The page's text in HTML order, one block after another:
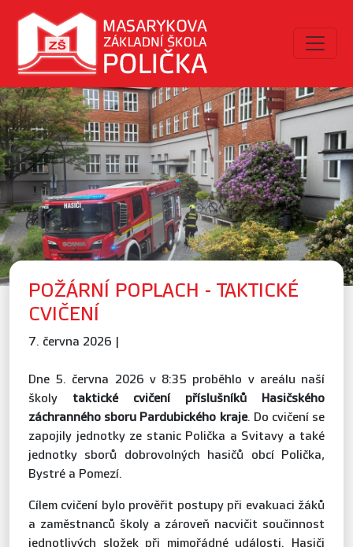
POŽÁRNÍ POPLACH - TAKTICKÉ
CVIČENÍ
7. června 2026 |
Dne 5. června 2026 v 8:35 proběhlo v areálu naší
školy taktické cvičení příslušníků Hasičského
záchranného sboru Pardubického kraje. Do cvičení se
zapojily jednotky ze stanic Polička a Svitavy a také
jednotky sborů dobrovolných hasičů obcí Polička,
Bystré a Pomezí.
Cílem cvičení bylo prověřit postupy při evakuaci žáků
a zaměstnanců školy a zároveň nacvičit součinnost
jednotlivých složek při mimořádné události. Hasiči